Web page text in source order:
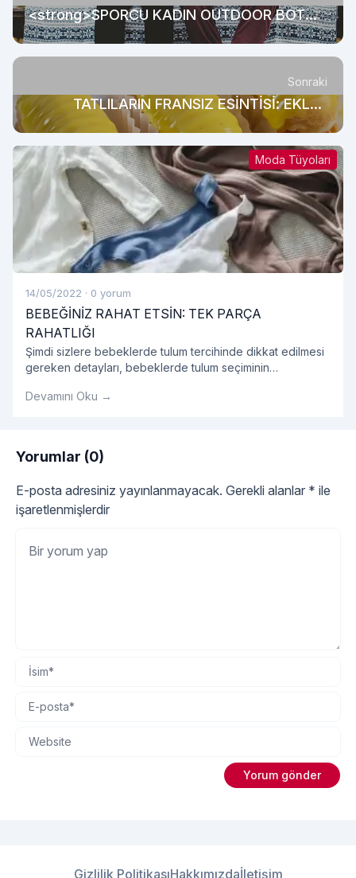
<strong>SPORCU KADIN OUTDOOR BOT
MODELLERİNDEN VAZGEÇMİYOR</strong>
<strong><br></strong>
Sonraki
TATLILARIN FRANSIZ ESİNTİSİ: EKLER
TATLISI
Moda Tüyoları
14/05/2022 · 0 yorum
BEBEĞİNİZ RAHAT ETSİN: TEK PARÇA
RAHATLIĞI
Şimdi sizlere bebeklerde tulum tercihinde dikkat edilmesi
gereken detayları, bebeklerde tulum seçiminin
tüm detayları sırasıyla açıklayalım.
Devamını Oku →
Yorumlar (0)
E-posta adresiniz yayınlanmayacak. Gerekli alanlar * ile
işaretlenmişlerdir
Gizlilik PolitikasıHakkımızdaİletişim